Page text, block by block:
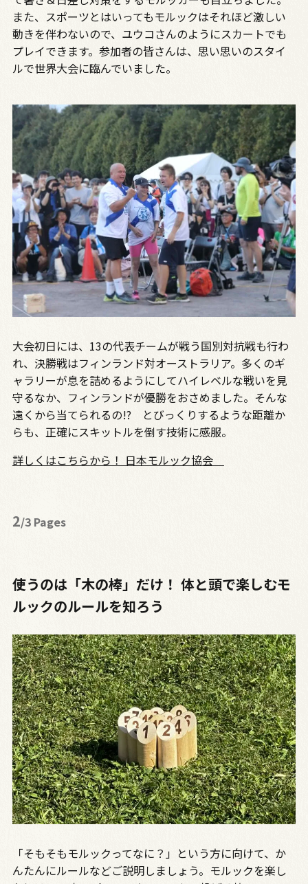
また、スポーツとはいってもモルックはそれほど激しい
動きを伴わないので、ユウコさんのようにスカートでも
プレイできます。参加者の皆さんは、思い思いのスタイ
ルで世界大会に臨んでいました。
大会初日には、13の代表チームが戦う国別対抗戦も行わ
れ、決勝戦はフィンランド対オーストラリア。多くのギ
ャラリーが息を詰めるようにしてハイレベルな戦いを見
守るなか、フィンランドが優勝をおさめました。そんな
遠くから当てられるの!? とびっくりするような距離か
らも、正確にスキットルを倒す技術に感服。
詳しくはこちらから！ 日本モルック協会
2/3 Pages
使うのは「木の棒」だけ！ 体と頭で楽しむモ
ルックのルールを知ろう
「そもそもモルックってなに？」という方に向けて、か
んたんにルールなどご説明しましょう。モルックを楽し